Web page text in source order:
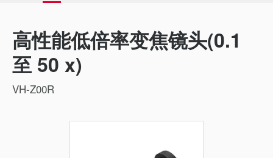
高性能低倍率变焦镜头(0.1
至 50 x)
VH-Z00R